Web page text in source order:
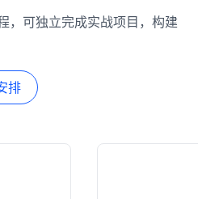
，可独立完成实战项目，构建
排